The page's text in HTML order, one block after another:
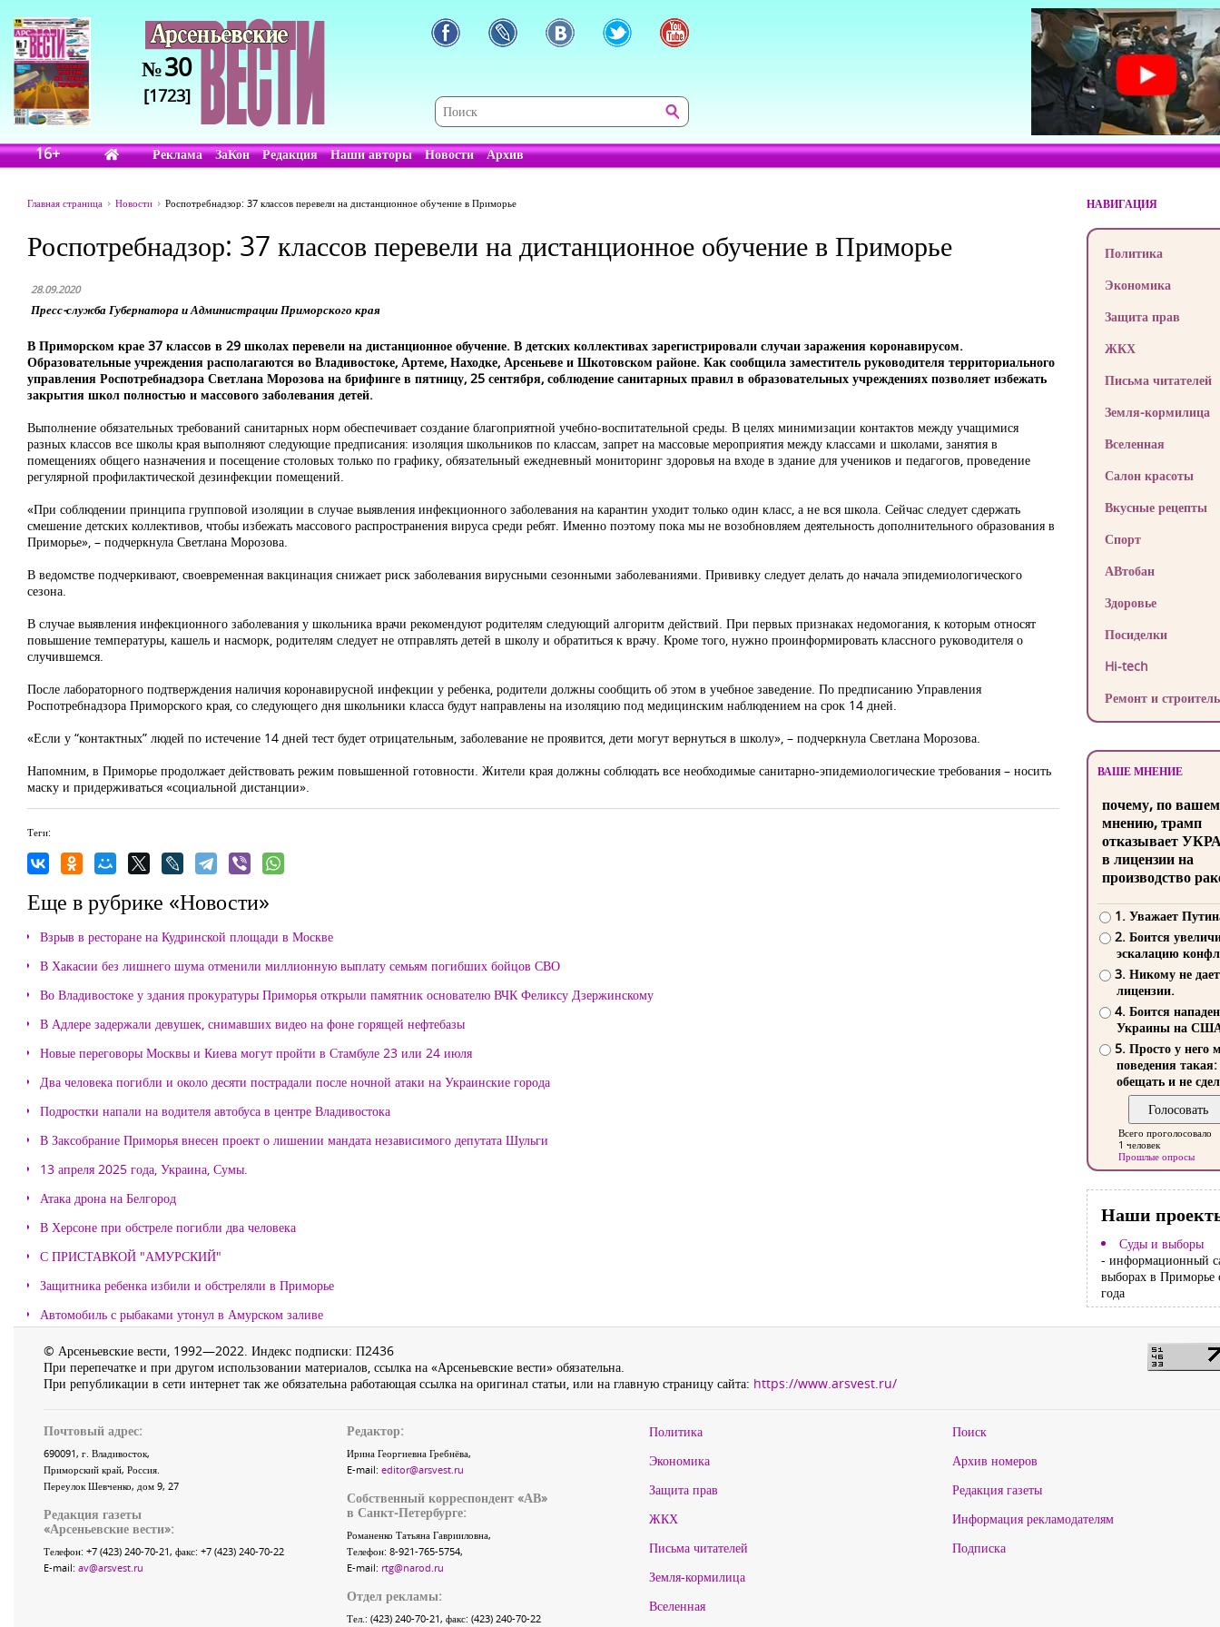
№30
[1723]
16+ Реклама ЗаКон Редакция Наши авторы Новости Архив
Главная страница Новости Роспотребнадзор: 37 классов перевели на дистанционное обучение в Приморье
Роспотребнадзор: 37 классов перевели на дистанционное обучение в Приморье
28.09.2020
Пресс-служба Губернатора и Администрации Приморского края
В Приморском крае 37 классов в 29 школах перевели на дистанционное обучение. В детских коллективах зарегистрировали случаи заражения коронавирусом.
Образовательные учреждения располагаются во Владивостоке, Артеме, Находке, Арсеньеве и Шкотовском районе. Как сообщила заместитель руководителя территориального
управления Роспотребнадзора Светлана Морозова на брифинге в пятницу, 25 сентября, соблюдение санитарных правил в образовательных учреждениях позволяет избежать
закрытия школ полностью и массового заболевания детей.
Выполнение обязательных требований санитарных норм обеспечивает создание благоприятной учебно-воспитательной среды. В целях минимизации контактов между учащимися
разных классов все школы края выполняют следующие предписания: изоляция школьников по классам, запрет на массовые мероприятия между классами и школами, занятия в
помещениях общего назначения и посещение столовых только по графику, обязательный ежедневный мониторинг здоровья на входе в здание для учеников и педагогов, проведение
регулярной профилактической дезинфекции помещений.
«При соблюдении принципа групповой изоляции в случае выявления инфекционного заболевания на карантин уходит только один класс, а не вся школа. Сейчас следует сдержать
смешение детских коллективов, чтобы избежать массового распространения вируса среди ребят. Именно поэтому пока мы не возобновляем деятельность дополнительного образования в
Приморье», – подчеркнула Светлана Морозова.
В ведомстве подчеркивают, своевременная вакцинация снижает риск заболевания вирусными сезонными заболеваниями. Прививку следует делать до начала эпидемиологического
сезона.
В случае выявления инфекционного заболевания у школьника врачи рекомендуют родителям следующий алгоритм действий. При первых признаках недомогания, к которым относят
повышение температуры, кашель и насморк, родителям следует не отправлять детей в школу и обратиться к врачу. Кроме того, нужно проинформировать классного руководителя о
случившемся.
После лабораторного подтверждения наличия коронавирусной инфекции у ребенка, родители должны сообщить об этом в учебное заведение. По предписанию Управления
Роспотребнадзора Приморского края, со следующего дня школьники класса будут направлены на изоляцию под медицинским наблюдением на срок 14 дней.
«Если у “контактных” людей по истечение 14 дней тест будет отрицательным, заболевание не проявится, дети могут вернуться в школу», – подчеркнула Светлана Морозова.
Напомним, в Приморье продолжает действовать режим повышенной готовности. Жители края должны соблюдать все необходимые санитарно-эпидемиологические требования – носить
маску и придерживаться «социальной дистанции».
Теги:
Еще в рубрике «Новости»
Взрыв в ресторане на Кудринской площади в Москве
В Хакасии без лишнего шума отменили миллионную выплату семьям погибших бойцов СВО
Во Владивостоке у здания прокуратуры Приморья открыли памятник основателю ВЧК Феликсу Дзержинскому
В Адлере задержали девушек, снимавших видео на фоне горящей нефтебазы
Новые переговоры Москвы и Киева могут пройти в Стамбуле 23 или 24 июля
Два человека погибли и около десяти пострадали после ночной атаки на Украинские города
Подростки напали на водителя автобуса в центре Владивостока
В Заксобрание Приморья внесен проект о лишении мандата независимого депутата Шульги
13 апреля 2025 года, Украина, Сумы.
Атака дрона на Белгород
В Херсоне при обстреле погибли два человека
С ПРИСТАВКОЙ "АМУРСКИЙ"
Защитника ребенка избили и обстреляли в Приморье
Автомобиль с рыбаками утонул в Амурском заливе
НАВИГАЦИЯ
Политика
Экономика
Защита прав
ЖКХ
Письма читателей
Земля-кормилица
Вселенная
Салон красоты
Вкусные рецепты
Спорт
АВтобан
Здоровье
Посиделки
Hi-tech
Ремонт и
ВАШЕ МНЕНИЕ
почему, по
мнению, трамп
отказывает
в лицензии на
производство
1. Уважает
2. Боится
эскалацию
3. Никому не
лицензии.
4. Боится
Украины на
5. Просто у него
поведения такая:
обещать и не
Всего проголосовало
1 человек
Прошлые опросы
Наши
Суды и выборы
- информационный
выборах в Приморье
года
© Арсеньевские вести, 1992—2022. Индекс подписки: П2436
При перепечатке и при другом использовании материалов, ссылка на «Арсеньевские вести» обязательна.
При републикации в сети интернет так же обязательна работающая ссылка на оригинал статьи, или на главную страницу сайта: https://www.arsvest.ru/
Почтовый адрес:
690091, г. Владивосток,
Приморский край, Россия.
Переулок Шевченко, дом 9, 27
Редакция газеты
«Арсеньевские вести»:
Телефон: +7 (423) 240-70-21, факс: +7 (423) 240-70-22
E-mail: av@arsvest.ru
Редактор:
Ирина Георгиевна Гребнёва,
E-mail: editor@arsvest.ru
Собственный корреспондент «АВ»
в Санкт-Петербурге:
Романенко Татьяна Гаврииловна,
Телефон: 8-921-765-5754,
E-mail: rtg@narod.ru
Отдел рекламы:
Тел.: (423) 240-70-21, факс: (423) 240-70-22
Политика
Экономика
Защита прав
ЖКХ
Письма читателей
Земля-кормилица
Вселенная
Поиск
Архив номеров
Редакция газеты
Информация рекламодателям
Подписка